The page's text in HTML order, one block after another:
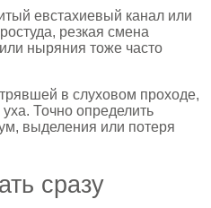
евстахиевый канал или
резкая смена
ныряния тоже часто
в слуховом проходе,
Точно определить
выделения или потеря
сразу